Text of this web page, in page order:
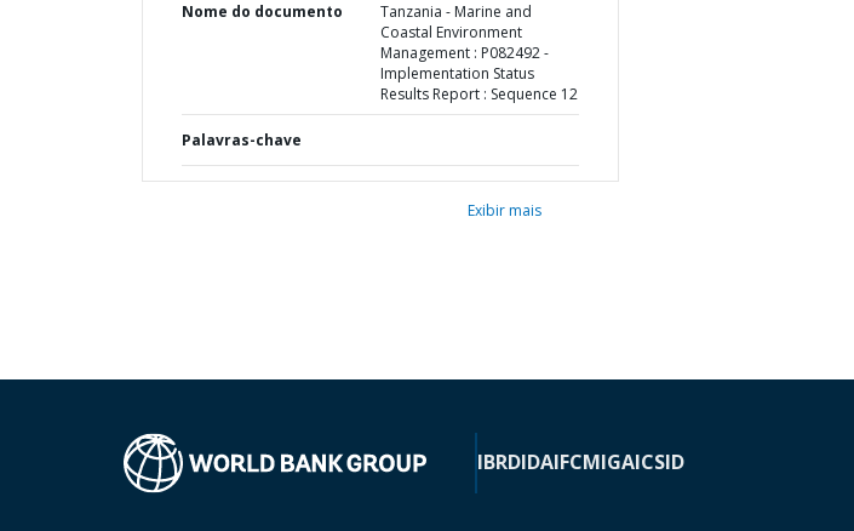
Nome do documento
Tanzania - Marine and
Coastal Environment
Management : P082492 -
Implementation Status
Results Report : Sequence 12
Palavras-chave
Exibir mais
IBRDIDAIFCMIGAICSID